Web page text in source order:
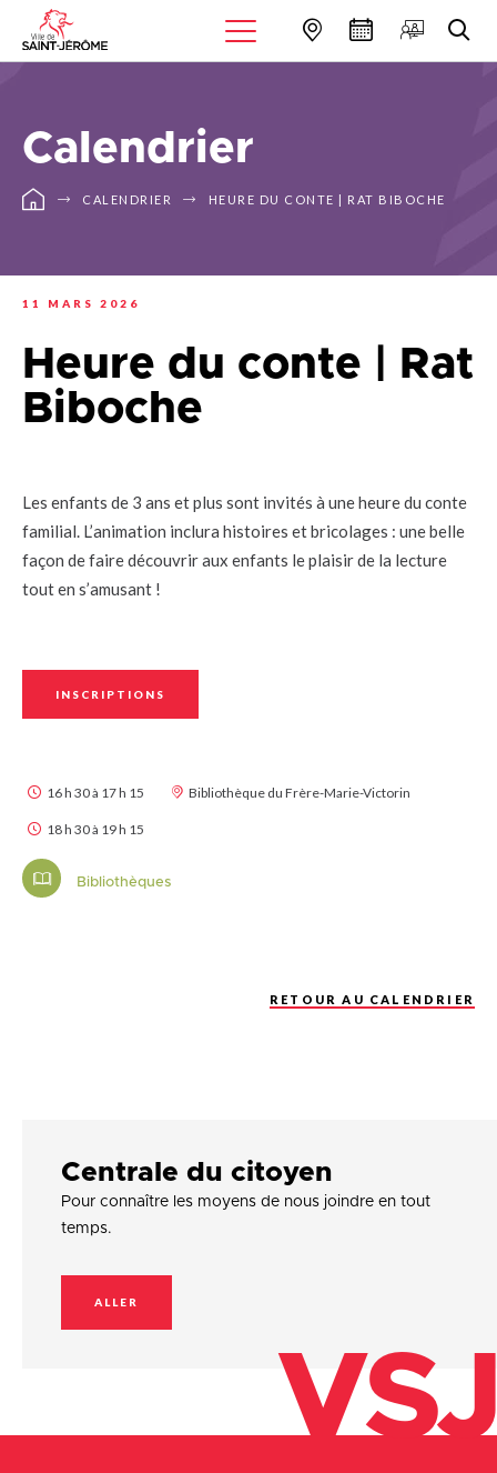
Calendrier
CALENDRIER HEURE DU CONTE | RAT BIBOCHE
11 MARS 2026
Heure du conte | Rat
Biboche
Les enfants de 3 ans et plus sont invités à une heure du conte
familial. L’animation inclura histoires et bricolages : une belle
façon de faire découvrir aux enfants le plaisir de la lecture
tout en s’amusant !
INSCRIPTIONS
16 h 30 à 17 h 15
18 h 30 à 19 h 15
Bibliothèque du Frère-Marie-Victorin
Bibliothèques
RETOUR AU CALENDRIER
Centrale du citoyen
Pour connaître les moyens de nous joindre en tout
temps.
ALLER
VSJ